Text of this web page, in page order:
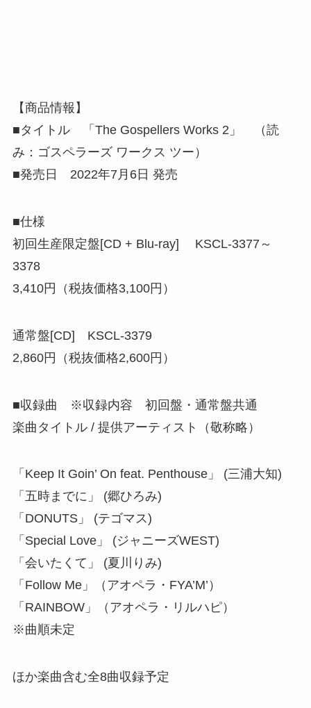
【商品情報】
■タイトル 「The Gospellers Works 2」 （読
み：ゴスペラーズ ワークス ツー）
■発売日 2022年7月6日 発売
■仕様
初回生産限定盤[CD + Blu-ray] KSCL-3377～
3378
3,410円（税抜価格3,100円）
通常盤[CD] KSCL-3379
2,860円（税抜価格2,600円）
■収録曲 ※収録内容 初回盤・通常盤共通
楽曲タイトル / 提供アーティスト（敬称略）
「Keep It Goin’ On feat. Penthouse」 (三浦大知)
「五時までに」 (郷ひろみ)
「DONUTS」 (テゴマス)
「Special Love」 (ジャニーズWEST)
「会いたくて」 (夏川りみ)
「Follow Me」（アオペラ・FYA’M’）
「RAINBOW」（アオペラ・リルハピ）
※曲順未定
ほか楽曲含む全8曲収録予定